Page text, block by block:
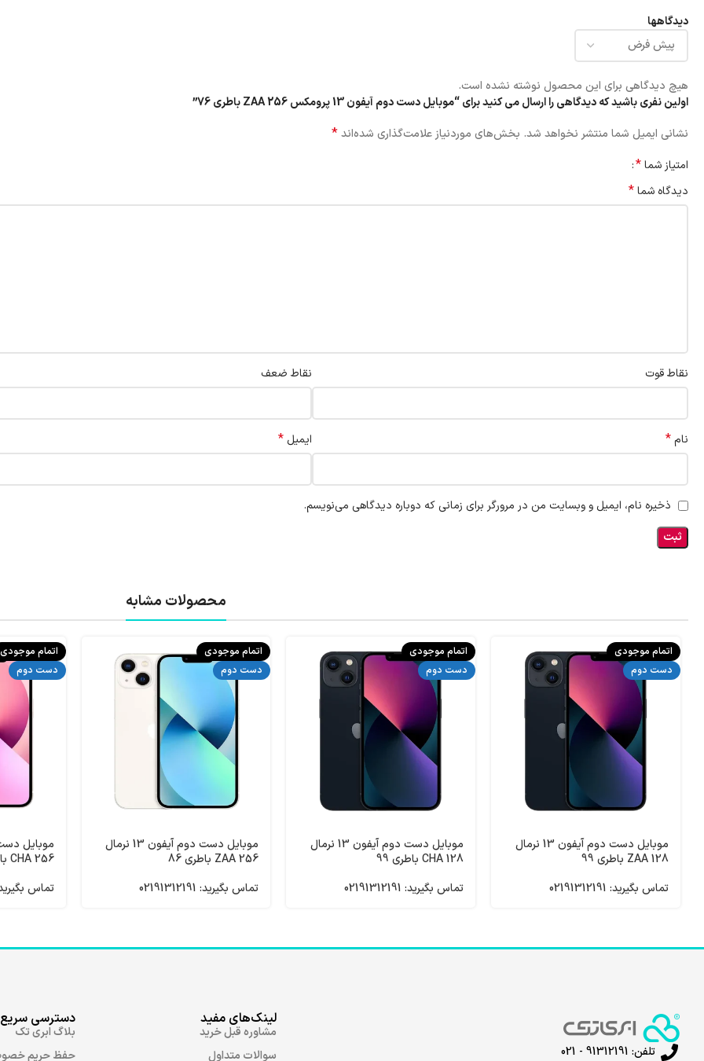
دیدگاهها
هیچ دیدگاهی برای این محصول نوشته نشده است.
اولین نفری باشید که دیدگاهی را ارسال می کنید برای “موبایل دست دوم آیفون 13 پرومکس 256 ZAA باطری 76”
نشانی ایمیل شما منتشر نخواهد شد. بخش‌های موردنیاز علامت‌گذاری شده‌اند*
امتیاز شما*
دیدگاه شما*
نقاط قوت نقاط ضعف
نام* ایمیل*
ذخیره نام، ایمیل و وبسایت من در مرورگر برای زمانی که دوباره دیدگاهی می‌نویسم.
محصولات مشابه
اتمام موجودی
دست دوم
موبایل دست دوم آیفون 13 نرمال
128 ZAA باطری 99
تماس بگیرید: 02191312191
اتمام موجودی
دست دوم
موبایل دست دوم آیفون 13 نرمال
128 CHA باطری 99
تماس بگیرید: 02191312191
اتمام موجودی
دست دوم
موبایل دست دوم آیفون 13 نرمال
256 ZAA باطری 86
تماس بگیرید: 02191312191
اتمام موجودی
دست دوم
256 CHA باطری 91
تماس بگیرید:
تلفن: 91312191 - 021
لینک‌های مفید
مشاوره قبل خرید
سوالات متداول
دسترسی سریع
بلاگ ابری تک
حفظ حریم